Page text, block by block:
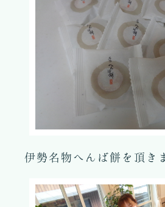
伊勢名物へんば餅を頂き